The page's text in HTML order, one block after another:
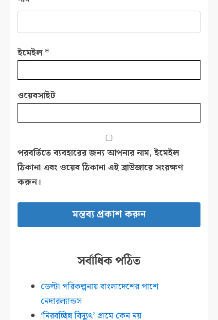
ইমেইল*
ওয়েবসাইট
পরবর্তিতে ব্যবহারের জন্য আপনার নাম, ইমেইল
ঠিকানা এবং ওয়েব ঠিকানা এই ব্রাউজারে সংরক্ষণ
করুন।
সর্বাধিক পঠিত
ডেল্টা পরিকল্পনায় বাংলাদেশের পাশে
নেদারল্যান্ডস
‘নিরবচ্ছিন্ন বিদ্যুৎ’ গ্রামে কেন নয়